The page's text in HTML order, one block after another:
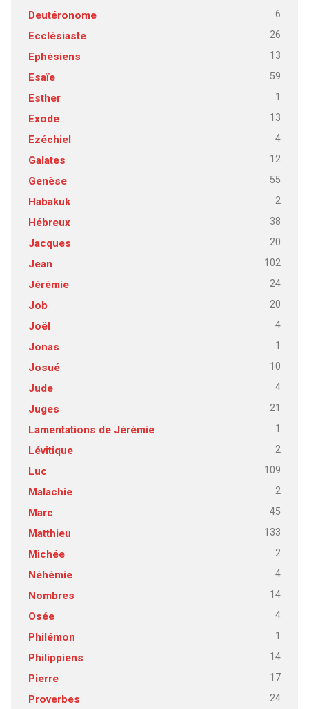
Deutéronome
6
Ecclésiaste 26
Ephésiens 13
Esaïe 59
Esther 1
Exode 13
Ezéchiel 4
Galates 12
Genèse 55
Habakuk 2
Hébreux 38
Jacques 20
Jean 102
Jérémie 24
Job 20
Joël 4
Jonas 1
Josué 10
Jude 4
Juges 21
Lamentations de Jérémie 1
Lévitique 2
Luc 109
Malachie 2
Marc 45
Matthieu 133
Michée 2
Néhémie 4
Nombres 14
Osée 4
Philémon 1
Philippiens 14
Pierre 17
Proverbes 24